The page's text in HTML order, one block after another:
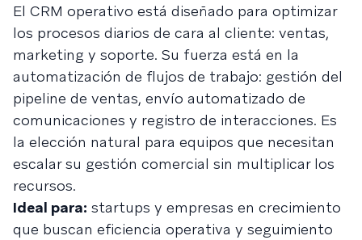
El CRM operativo está diseñado para optimizar
los procesos diarios de cara al cliente: ventas,
marketing y soporte. Su fuerza está en la
automatización de flujos de trabajo: gestión del
pipeline de ventas, envío automatizado de
comunicaciones y registro de interacciones. Es
la elección natural para equipos que necesitan
escalar su gestión comercial sin multiplicar los
recursos.
Ideal para: startups y empresas en crecimiento
que buscan eficiencia operativa y seguimiento